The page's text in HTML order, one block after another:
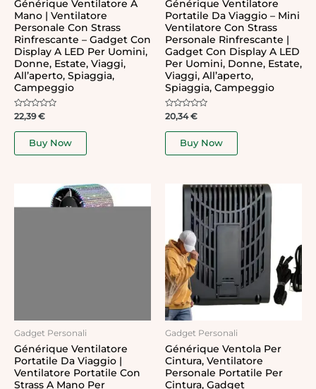
Générique Ventilatore A
Mano | Ventilatore
Personale Con Strass
Rinfrescante – Gadget Con
Display A LED Per Uomini,
Donne, Estate, Viaggi,
All’aperto, Spiaggia,
Campeggio
Rated
out
22,39€
Buy Now
Générique Ventilatore
Portatile Da Viaggio – Mini
Ventilatore Con Strass
Personale Rinfrescante |
Gadget Con Display A LED
Per Uomini, Donne, Estate,
Viaggi, All’aperto,
Spiaggia, Campeggio
Rated
out
20,34€
Buy Now
Gadget Personali
Générique Ventilatore
Portatile Da Viaggio |
Ventilatore Portatile Con
Strass A Mano Per
Gadget Personali
Générique Ventola Per
Cintura, Ventilatore
Personale Portatile Per
Cintura, Gadget